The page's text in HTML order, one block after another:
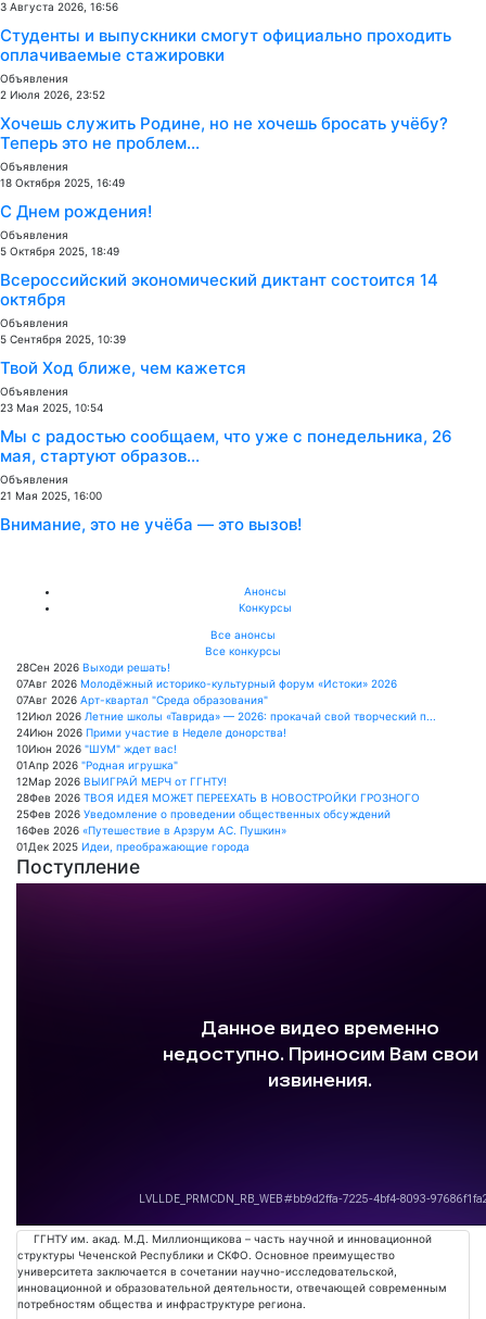
Подробнее
3 Августа 2026, 16:56
Студенты и выпускники смогут официально проходить
оплачиваемые стажировки
Объявления
2 Июля 2026, 23:52
Хочешь служить Родине, но не хочешь бросать учёбу?
Теперь это не проблем...
Объявления
18 Октября 2025, 16:49
С Днем рождения!
Объявления
5 Октября 2025, 18:49
Всероссийский экономический диктант состоится 14
октября
Объявления
5 Сентября 2025, 10:39
Твой Ход ближе, чем кажется
Объявления
23 Мая 2025, 10:54
Мы с радостью сообщаем, что уже с понедельника, 26
мая, стартуют образов...
Объявления
21 Мая 2025, 16:00
Внимание, это не учёба — это вызов!
Анонсы
Конкурсы
Все анонсы
Все конкурсы
28Сен 2026 Выходи решать!
07Авг 2026 Молодёжный историко-культурный форум «Истоки» 2026
07Авг 2026 Арт-квартал "Среда образования"
12Июл 2026 Летние школы «Таврида» — 2026: прокачай свой творческий п...
24Июн 2026 Прими участие в Неделе донорства!
10Июн 2026 "ШУМ" ждет вас!
01Апр 2026 "Родная игрушка"
12Мар 2026 ВЫИГРАЙ МЕРЧ от ГГНТУ!
28Фев 2026 ТВОЯ ИДЕЯ МОЖЕТ ПЕРЕЕХАТЬ В НОВОСТРОЙКИ ГРОЗНОГО
25Фев 2026 Уведомление о проведении общественных обсуждений
16Фев 2026 «Путешествие в Арзрум АС. Пушкин»
01Дек 2025 Идеи, преображающие города
Поступление
ГГНТУ им. акад. М.Д. Миллионщикова – часть научной и инновационной
структуры Чеченской Республики и СКФО. Основное преимущество
университета заключается в сочетании научно-исследовательской,
инновационной и образовательной деятельности, отвечающей современным
потребностям общества и инфраструктуре региона.